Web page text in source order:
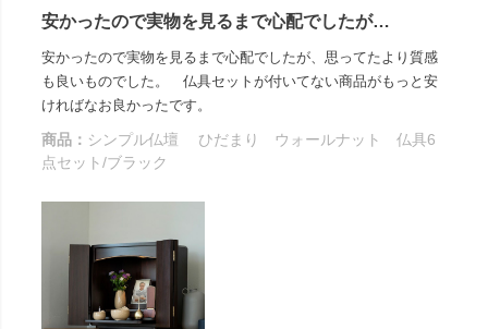
安かったので実物を見るまで心配でしたが…
安かったので実物を見るまで心配でしたが、思ってたより質感
も良いものでした。 仏具セットが付いてない商品がもっと安
ければなお良かったです。
商品： シンプル仏壇 ひだまり ウォールナット 仏具6
点セット/ブラック